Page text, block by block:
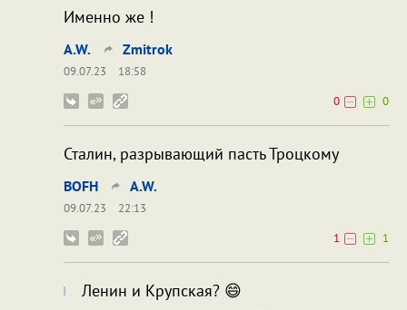
Именно же !
A.W. Zmitrok
09.07.23
18:58
0
0
Сталин, разрывающий пасть Троцкому
BOFH A.W.
09.07.23
22:13
1
1
Ленин и Крупская? 😄